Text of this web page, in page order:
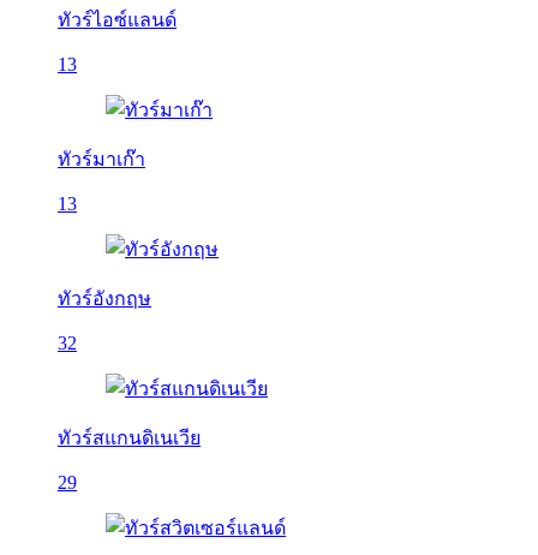
ทัวร์ไอซ์แลนด์
13
ทัวร์มาเก๊า
13
ทัวร์อังกฤษ
32
ทัวร์สแกนดิเนเวีย
29